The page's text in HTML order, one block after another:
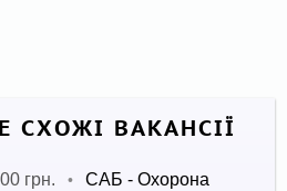
СХОЖІ ВАКАНСІЇ
грн. •
САБ - Охорона